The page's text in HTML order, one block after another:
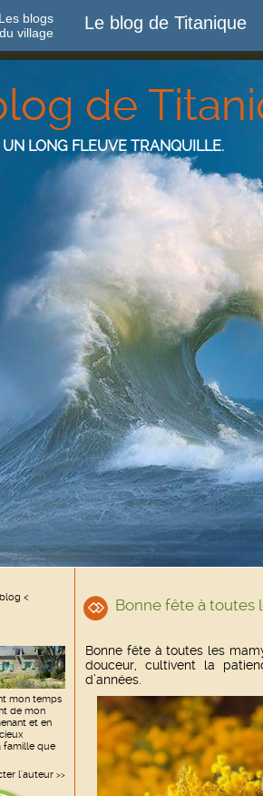
Les blogs
du village
Le blog de Titanique
de
LONG FLEUVE TRANQUILLE.
<
mon temps
de mon
et en
famille que
l'auteur >>
Bonne fête à toutes
Bonne fête à toutes les
douceur, cultivent la
d’années.